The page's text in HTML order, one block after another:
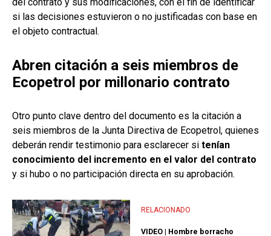
si las decisiones estuvieron o no justificadas con base en
el objeto contractual.
Abren citación a seis miembros de
Ecopetrol por millonario contrato
Otro punto clave dentro del documento es la citación a
seis miembros de la Junta Directiva de Ecopetrol, quienes
deberán rendir testimonio para esclarecer si tenían
conocimiento del incremento en el valor del contrato
y si hubo o no participación directa en su aprobación.
RELACIONADO
VIDEO | Hombre borracho